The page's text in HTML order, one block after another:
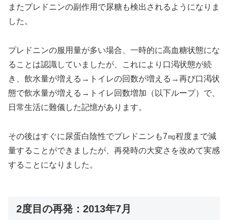
またプレドニンの副作用で尿糖も検出されるようになりま
した。
プレドニンの服用量が多い場合、一時的に高血糖状態にな
ることは認識していましたが、これにより口渇状態が続
き、飲水量が増える→トイレの回数が増える→再び口渇状
態で飲水量が増える→トイレ回数増加（以下ループ）で、
日常生活に難儀した記憶があります。
その後はすぐに尿蛋白陰性でプレドニンも7㎎程度まで減
量することができましたが、再発時の大変さを改めて実感
することになりました。
2度目の再発：2013年7月